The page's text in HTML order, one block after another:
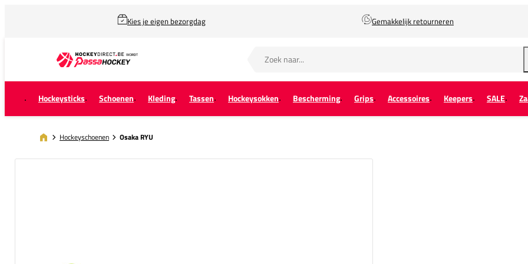
Kies je eigen bezorgdag Gemakkelijk retourneren
Hockeysticks Schoenen Kleding Tassen Hockeysokken Bescherming Grips Accessoires Keepers SALE
Hockeyschoenen Osaka RYU